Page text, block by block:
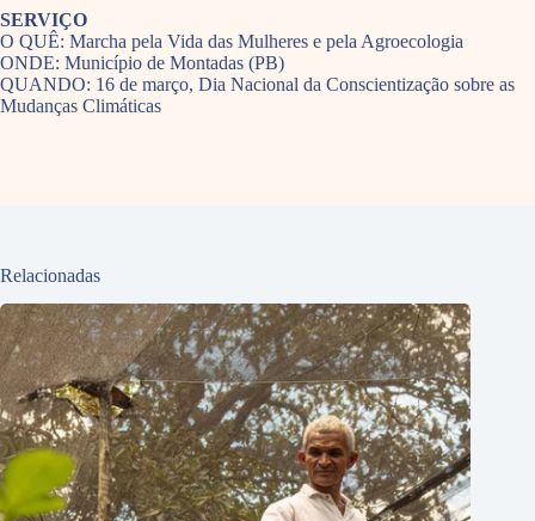
SERVIÇO
O QUÊ: Marcha pela Vida das Mulheres e pela Agroecologia
ONDE: Município de Montadas (PB)
QUANDO: 16 de março, Dia Nacional da Conscientização sobre as
Mudanças Climáticas
Relacionadas